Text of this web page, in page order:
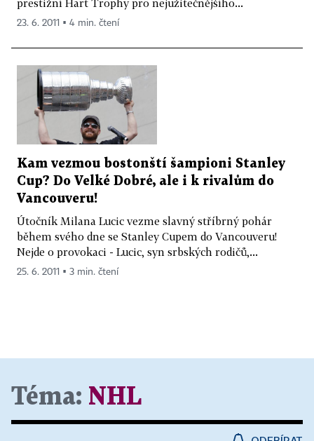
prestižní Hart Trophy pro nejužitečnějšího...
23. 6. 2011 ▪ 4 min. čtení
Kam vezmou bostonští šampioni Stanley
Cup? Do Velké Dobré, ale i k rivalům do
Vancouveru!
Útočník Milana Lucic vezme slavný stříbrný pohár
během svého dne se Stanley Cupem do Vancouveru!
Nejde o provokaci - Lucic, syn srbských rodičů,...
25. 6. 2011 ▪ 3 min. čtení
Téma: NHL